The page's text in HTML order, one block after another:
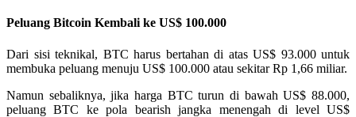
Peluang Bitcoin Kembali ke US$ 100.000
Dari sisi teknikal, BTC harus bertahan di atas US$ 93.000 untuk
membuka peluang menuju US$ 100.000 atau sekitar Rp 1,66 miliar.
Namun sebaliknya, jika harga BTC turun di bawah US$ 88.000,
peluang BTC ke pola bearish jangka menengah di level US$